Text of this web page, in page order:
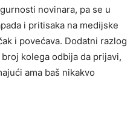
novinara, pa se u
i pritisaka na medijske
i povećava. Dodatni razlog
kolega odbija da prijavi,
ama baš nikakvo